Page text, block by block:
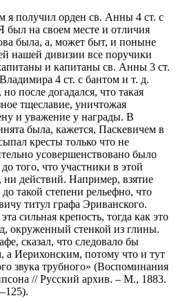
я получил орден св. Анны 4 ст. с
был на своем месте и отличия
была, а, может быт, и поныне
нашей дивизии все поручики
и капитаны св. Анны 3 ст.
4 ст. с бантом и т. д.
после догадался, что такая
тщеславие, уничтожая
и уважение у награды. В
была, кажется, Паскевичем в
кресты только что не
усовершенствовано было
того, что участники в этой
ни действий. Например, взятие
такой степени рельефно, что
титул графа Эриванского.
сильная крепость, тогда как это
окруженный стенкой из глины.
сказал, что следовало бы
а Иерихонским, потому что и тут
звука трубного» (Воспоминания
// Русский архив. – М., 1883.